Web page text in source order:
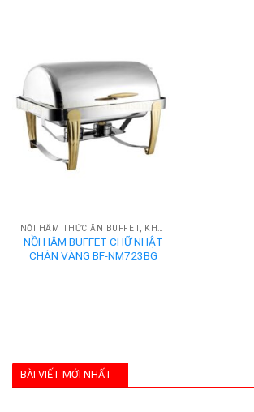
NỒI HÂM BUFFET CHỮ NHẬT
CHÂN VÀNG BF-NM723BG
BÀI VIẾT MỚI NHẤT